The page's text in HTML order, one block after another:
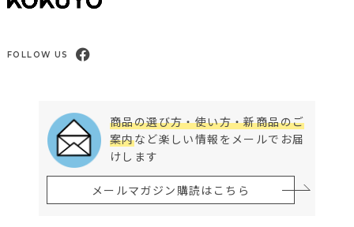
FOLLOW US
商品の選び方・使い方・新商品のご
案内など楽しい情報をメールでお届
けします
メールマガジン購読はこちら